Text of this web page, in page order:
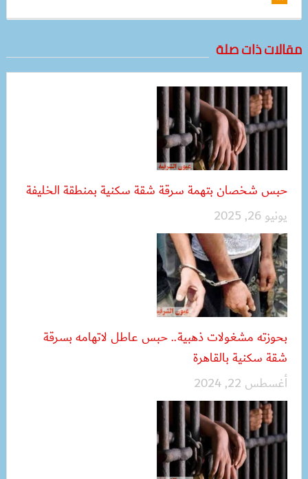
مقالات ذات صلة
حبس شخصان بتهمة سرقة شقة سكنية بمنطقة الخليفة
يونيو 26, 2025
بحوزته مشغولات ذهبية.. حبس عاطل لاتهامه بسرقة
شقة سكنية بالقاهرة
أغسطس 22, 2024